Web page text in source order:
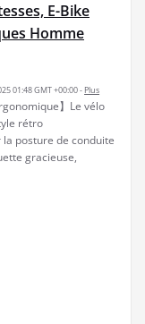
E-Bike
Homme
01:48 GMT +00:00 - Plus
】Le vélo
rétro
posture de conduite
gracieuse,